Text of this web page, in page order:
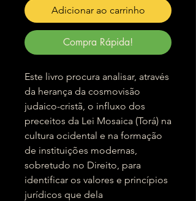
Adicionar ao carrinho
Compra Rápida!
Este livro procura analisar, através
da herança da cosmovisão
judaico-cristã, o influxo dos
preceitos da Lei Mosaica (Torá) na
cultura ocidental e na formação
de instituições modernas,
sobretudo no Direito, para
identificar os valores e princípios
jurídicos que dela